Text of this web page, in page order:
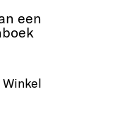
een